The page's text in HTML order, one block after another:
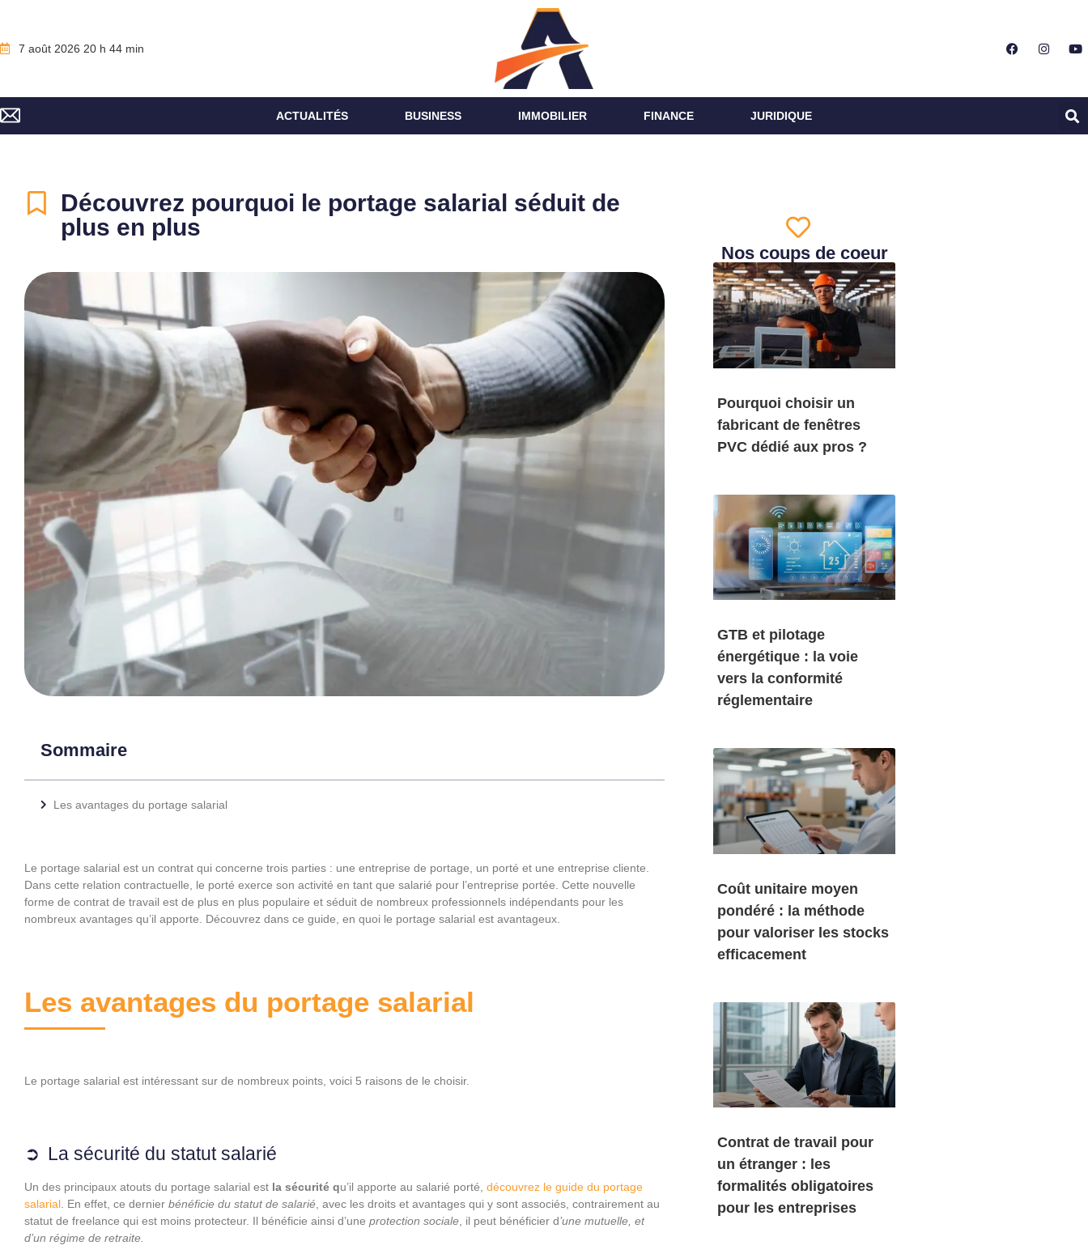
7 août 2026 20 h 44 min
ACTUALITÉS BUSINESS IMMOBILIER FINANCE JURIDIQUE
Découvrez pourquoi le portage salarial séduit de
plus en plus
Sommaire
Les avantages du portage salarial
Le portage salarial est un contrat qui concerne trois parties : une entreprise de portage, un porté et une entreprise cliente.
Dans cette relation contractuelle, le porté exerce son activité en tant que salarié pour l’entreprise portée. Cette nouvelle
forme de contrat de travail est de plus en plus populaire et séduit de nombreux professionnels indépendants pour les
nombreux avantages qu’il apporte. Découvrez dans ce guide, en quoi le portage salarial est avantageux.
Les avantages du portage salarial
Le portage salarial est intéressant sur de nombreux points, voici 5 raisons de le choisir.
La sécurité du statut salarié
Un des principaux atouts du portage salarial est la sécurité qu’il apporte au salarié porté, découvrez le guide du portage
salarial . En effet, ce dernier bénéficie du statut de salarié , avec les droits et avantages qui y sont associés, contrairement au
statut de freelance qui est moins protecteur. Il bénéficie ainsi d’une protection sociale , il peut bénéficier d’une mutuelle, et
d’un régime de retraite.
Nos coups de coeur
Pourquoi choisir un
fabricant de fenêtres
PVC dédié aux pros ?
GTB et pilotage
énergétique : la voie
vers la conformité
réglementaire
Coût unitaire moyen
pondéré : la méthode
pour valoriser les stocks
efficacement
Contrat de travail pour
un étranger : les
formalités obligatoires
pour les entreprises